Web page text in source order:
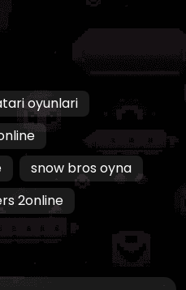
oyunlari
snow bros oyna
2online